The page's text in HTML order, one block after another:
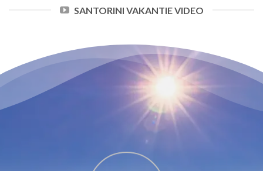
SANTORINI VAKANTIE VIDEO